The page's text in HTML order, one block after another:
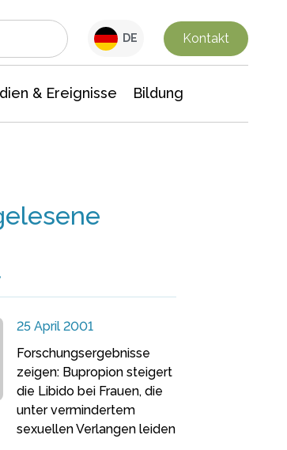
DE Kontakt
& Ereignisse Bildung
25 April 2001
Forschungsergebnisse
zeigen: Bupropion steigert
die Libido bei Frauen, die
unter vermindertem
sexuellen Verlangen leiden